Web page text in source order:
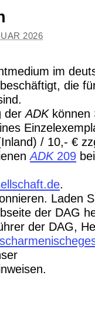
2026
im
die
derADKkönnen
/ 10,- €
ADK 209
.
Laden
der DAG
der DAG,